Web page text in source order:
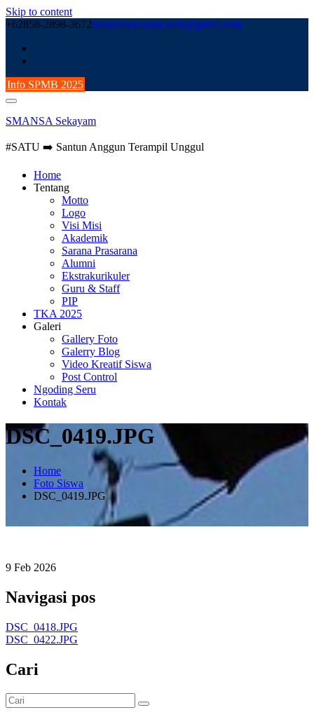
Skip to content
+62858-2898-3672smansasekayam.web@gmail.com
Info SPMB 2025
SMANSA Sekayam
#SATU ➡️ Santun Anggun Terampil Unggul
Home
Tentang
Motto
Logo
Visi Misi
Akademik
Sarana Prasarana
Alumni
Ekstrakurikuler
Guru & Staff
PIP
TKA 2025
Galeri
Gallery Foto
Galerry Blog
Video Kreatif Siswa
Post Control
Ngoding Seru
Kontak
DSC_0419.JPG
Home
Foto Siswa
DSC_0419.JPG
9 Feb 2026
Navigasi pos
DSC_0418.JPG
DSC_0422.JPG
Cari